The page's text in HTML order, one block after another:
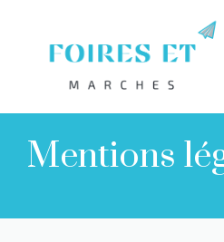
contenu
Mentions